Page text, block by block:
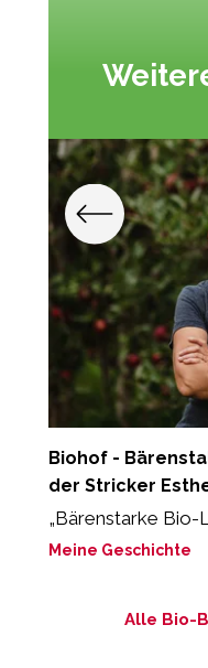
Biohof -
der Stricker
„Bärenstarke Bio-
Meine Geschichte
Alle Bio-